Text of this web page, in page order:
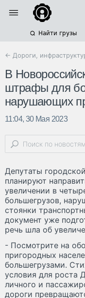
Найти грузы
← Дороги,
В
штрафы для
нарушающих
11:04, 30 Мая 2023
Депутаты
планируют
увеличении в
большегрузов,
стоянки
документ уже
речь шла об
- Посмотрите на
пригородных
большегрузами.
условия для роста
личного и
дороги